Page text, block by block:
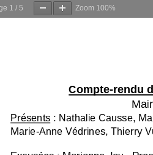
1 /5 Zoom 100%